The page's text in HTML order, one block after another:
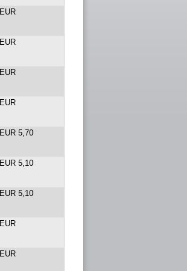
EUR
EUR
EUR
EUR
EUR 5,70
EUR 5,10
EUR 5,10
EUR
EUR